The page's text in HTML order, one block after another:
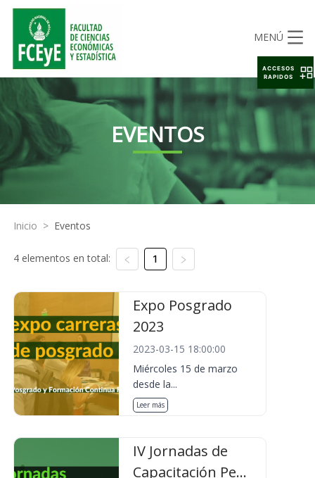
MENÚ
EVENTOS
Inicio > Eventos
4 elementos en total: 1
Expo Posgrado
2023
2023-03-15 18:00:00
Miércoles 15 de marzo
desde la...
Leer más
IV Jornadas de
Capacitación Pe...
ACCESOS
RAPIDOS